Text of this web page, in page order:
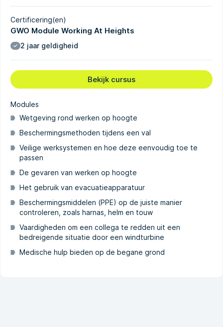
Certificering(en)
GWO Module Working At Heights
2 jaar geldigheid
Bekijk cursus
Modules
Wetgeving rond werken op hoogte
Beschermingsmethoden tijdens een val
Veilige werksystemen en hoe deze eenvoudig toe te
passen
De gevaren van werken op hoogte
Het gebruik van evacuatieapparatuur
Beschermingsmiddelen (PPE) op de juiste manier
controleren, zoals harnas, helm en touw
Vaardigheden om een collega te redden uit een
bedreigende situatie door een windturbine
Medische hulp bieden op de begane grond